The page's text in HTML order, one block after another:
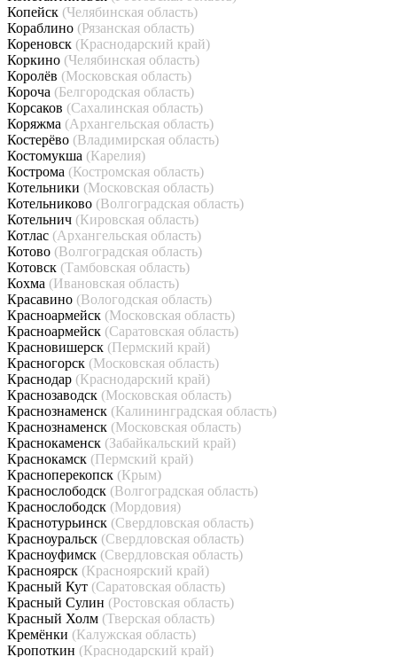
Копейск (Челябинская область)
Кораблино (Рязанская область)
Кореновск (Краснодарский край)
Коркино (Челябинская область)
Королёв (Московская область)
Короча (Белгородская область)
Корсаков (Сахалинская область)
Коряжма (Архангельская область)
Костерёво (Владимирская область)
Костомукша (Карелия)
Кострома (Костромская область)
Котельники (Московская область)
Котельниково (Волгоградская область)
Котельнич (Кировская область)
Котлас (Архангельская область)
Котово (Волгоградская область)
Котовск (Тамбовская область)
Кохма (Ивановская область)
Красавино (Вологодская область)
Красноармейск (Московская область)
Красноармейск (Саратовская область)
Красновишерск (Пермский край)
Красногорск (Московская область)
Краснодар (Краснодарский край)
Краснозаводск (Московская область)
Краснознаменск (Калининградская область)
Краснознаменск (Московская область)
Краснокаменск (Забайкальский край)
Краснокамск (Пермский край)
Красноперекопск (Крым)
Краснослободск (Волгоградская область)
Краснослободск (Мордовия)
Краснотурьинск (Свердловская область)
Красноуральск (Свердловская область)
Красноуфимск (Свердловская область)
Красноярск (Красноярский край)
Красный Кут (Саратовская область)
Красный Сулин (Ростовская область)
Красный Холм (Тверская область)
Кремёнки (Калужская область)
Кропоткин (Краснодарский край)